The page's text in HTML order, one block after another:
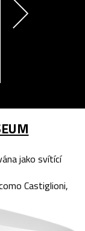
jako svítící
Castiglioni,